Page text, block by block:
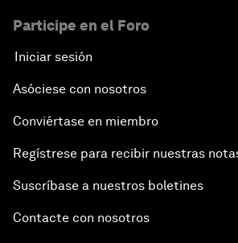
Participe en el Foro
Iniciar sesión
Asóciese con nosotros
Conviértase en miembro
Regístrese para recibir nuestras
Suscríbase a nuestros boletines
Contacte con nosotros